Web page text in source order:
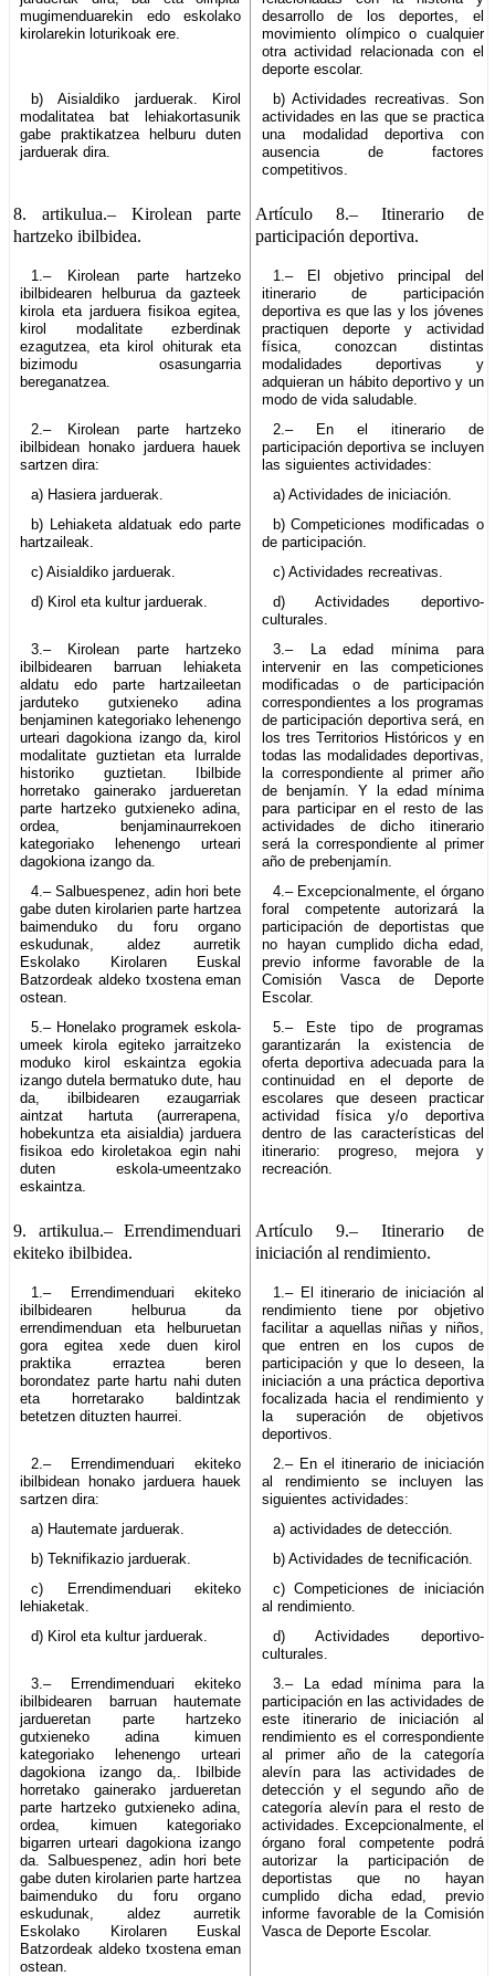
mugimenduarekin edo eskolako
kirolarekin loturikoak ere.
desarrollo de los deportes, el
movimiento olímpico o cualquier
otra actividad relacionada con el
deporte escolar.
b) Aisialdiko jarduerak. Kirol
modalitatea bat lehiakortasunik
gabe praktikatzea helburu duten
jarduerak dira.
b) Actividades recreativas. Son
actividades en las que se practica
una modalidad deportiva con
ausencia de factores
competitivos.
8. artikulua.– Kirolean parte
hartzeko ibilbidea.
Artículo 8.– Itinerario de
participación deportiva.
1.– Kirolean parte hartzeko
ibilbidearen helburua da gazteek
kirola eta jarduera fisikoa egitea,
kirol modalitate ezberdinak
ezagutzea, eta kirol ohiturak eta
bizimodu osasungarria
bereganatzea.
1.– El objetivo principal del
itinerario de participación
deportiva es que las y los jóvenes
practiquen deporte y actividad
física, conozcan distintas
modalidades deportivas y
adquieran un hábito deportivo y un
modo de vida saludable.
2.– Kirolean parte hartzeko
ibilbidean honako jarduera hauek
sartzen dira:
2.– En el itinerario de
participación deportiva se incluyen
las siguientes actividades:
a) Hasiera jarduerak.
a) Actividades de iniciación.
b) Lehiaketa aldatuak edo parte
hartzaileak.
b) Competiciones modificadas o
de participación.
c) Aisialdiko jarduerak.
c) Actividades recreativas.
d) Kirol eta kultur jarduerak.
d) Actividades deportivo-
culturales.
3.– Kirolean parte hartzeko
ibilbidearen barruan lehiaketa
aldatu edo parte hartzaileetan
jarduteko gutxieneko adina
benjaminen kategoriako lehenengo
urteari dagokiona izango da, kirol
modalitate guztietan eta lurralde
historiko guztietan. Ibilbide
horretako gainerako jardueretan
parte hartzeko gutxieneko adina,
ordea, benjaminaurrekoen
kategoriako lehenengo urteari
dagokiona izango da.
3.– La edad mínima para
intervenir en las competiciones
modificadas o de participación
correspondientes a los programas
de participación deportiva será, en
los tres Territorios Históricos y en
todas las modalidades deportivas,
la correspondiente al primer año
de benjamín. Y la edad mínima
para participar en el resto de las
actividades de dicho itinerario
será la correspondiente al primer
año de prebenjamín.
4.– Salbuespenez, adin hori bete
gabe duten kirolarien parte hartzea
baimenduko du foru organo
eskudunak, aldez aurretik
Eskolako Kirolaren Euskal
Batzordeak aldeko txostena eman
ostean.
4.– Excepcionalmente, el órgano
foral competente autorizará la
participación de deportistas que
no hayan cumplido dicha edad,
previo informe favorable de la
Comisión Vasca de Deporte
Escolar.
5.– Honelako programek eskola-
umeek kirola egiteko jarraitzeko
moduko kirol eskaintza egokia
izango dutela bermatuko dute, hau
da, ibilbidearen ezaugarriak
aintzat hartuta (aurrerapena,
hobekuntza eta aisialdia) jarduera
fisikoa edo kiroletakoa egin nahi
duten eskola-umeentzako
eskaintza.
5.– Este tipo de programas
garantizarán la existencia de
oferta deportiva adecuada para la
continuidad en el deporte de
escolares que deseen practicar
actividad física y/o deportiva
dentro de las características del
itinerario: progreso, mejora y
recreación.
9. artikulua.–Errendimenduari
ekiteko ibilbidea.
Artículo 9.– Itinerario de
iniciación al rendimiento.
1.– Errendimenduari ekiteko
ibilbidearen helburua da
errendimenduan eta helburuetan
gora egitea xede duen kirol
praktika erraztea beren
borondatez parte hartu nahi duten
eta horretarako baldintzak
betetzen dituzten haurrei.
1.– El itinerario de iniciación al
rendimiento tiene por objetivo
facilitar a aquellas niñas y niños,
que entren en los cupos de
participación y que lo deseen, la
iniciación a una práctica deportiva
focalizada hacia el rendimiento y
la superación de objetivos
deportivos.
2.– Errendimenduari ekiteko
ibilbidean honako jarduera hauek
sartzen dira:
2.– En el itinerario de iniciación
al rendimiento se incluyen las
siguientes actividades:
a) Hautemate jarduerak.
a) actividades de detección.
b) Teknifikazio jarduerak.
b) Actividades de tecnificación.
c) Errendimenduari ekiteko
lehiaketak.
c) Competiciones de iniciación
al rendimiento.
d) Kirol eta kultur jarduerak.
d) Actividades deportivo-
culturales.
3.– Errendimenduari ekiteko
ibilbidearen barruan hautemate
jardueretan parte hartzeko
gutxieneko adina kimuen
kategoriako lehenengo urteari
dagokiona izango da,. Ibilbide
horretako gainerako jardueretan
parte hartzeko gutxieneko adina,
ordea, kimuen kategoriako
bigarren urteari dagokiona izango
da. Salbuespenez, adin hori bete
gabe duten kirolarien parte hartzea
baimenduko du foru organo
eskudunak, aldez aurretik
Eskolako Kirolaren Euskal
Batzordeak aldeko txostena eman
ostean.
3.– La edad mínima para la
participación en las actividades de
este itinerario de iniciación al
rendimiento es el correspondiente
al primer año de la categoría
alevín para las actividades de
detección y el segundo año de
categoría alevín para el resto de
actividades. Excepcionalmente, el
órgano foral competente podrá
autorizar la participación de
deportistas que no hayan
cumplido dicha edad, previo
informe favorable de la Comisión
Vasca de Deporte Escolar.